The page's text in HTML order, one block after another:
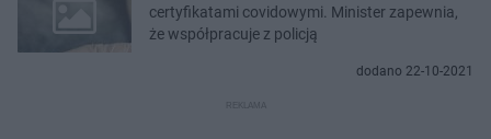
certyfikatami covidowymi. Minister zapewnia,
że współpracuje z policją
dodano 22-10-2021